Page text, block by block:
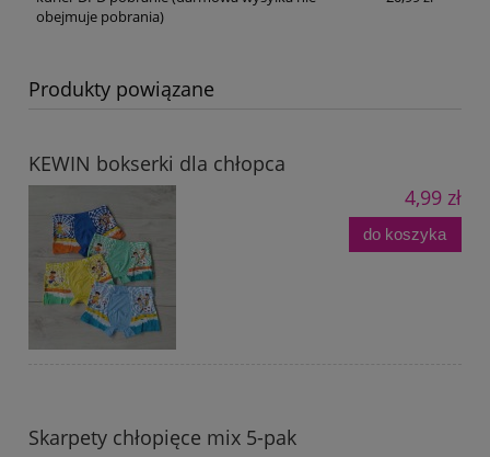
obejmuje pobrania)
Produkty powiązane
KEWIN bokserki dla chłopca
4,99 zł
do koszyka
Skarpety chłopięce mix 5-pak